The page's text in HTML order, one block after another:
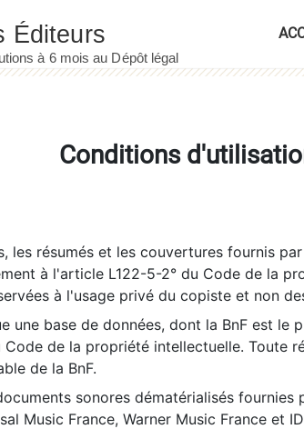
Conditions
les résumés et les couvertures fournis
à l'article L122-5-2° du Code de la
à l'usage privé du copiste et non
une base de données, dont la BnF est le
de la propriété intellectuelle. Toute
de la BnF.
sonores dématérialisés fournies
Music France, Warner Music France et